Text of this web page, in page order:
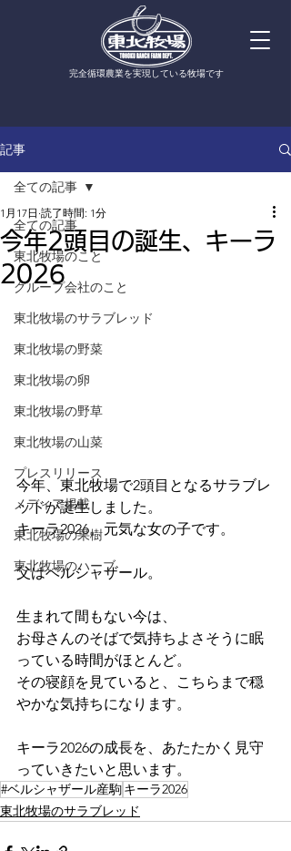
​完全循環農業を実現している牧場です
記事
全ての記事
東北牧場のこと
グループ会社のこと
東北牧場のサラブレッド
東北牧場の野菜
東北牧場の卵
東北牧場の野草
東北牧場の山菜
プレスリリース
メディア掲載
東北牧場の果樹
東北牧場のハーブ
全ての記事
今年2頭目の誕生、キーラ
2026
1月17日 読了時間: 1分
今年、東北牧場で2頭目となるサラブレ
ッドが誕生しました。
キーラ2026。元気な女の子です。
父はベルシャザール。
生まれて間もない今は、
お母さんのそばで気持ちよさそうに眠
っている時間がほとんど。
その寝顔を見ていると、こちらまで穏
やかな気持ちになります。
キーラ2026の成長を、あたたかく見守
っていきたいと思います。
#ベルシャザール産駒キーラ2026
東北牧場のサラブレッド